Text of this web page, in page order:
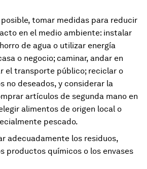
tomar medidas para reducir
en el medio ambiente: instalar
de agua o utilizar energía
o negocio; caminar, andar en
el transporte público; reciclar o
no deseados, y considerar la
artículos de segunda mano en
alimentos de origen local o
pescado.
adecuadamente los residuos,
productos químicos o los envases